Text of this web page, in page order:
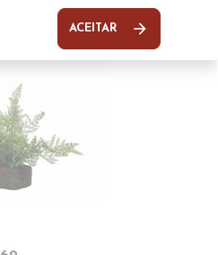
ACEITAR arrow_forward